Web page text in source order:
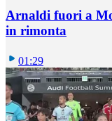
Arnaldi fuori a
in rimonta
01:29